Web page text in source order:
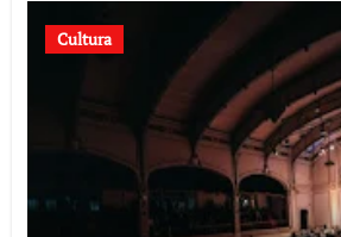
Cultura